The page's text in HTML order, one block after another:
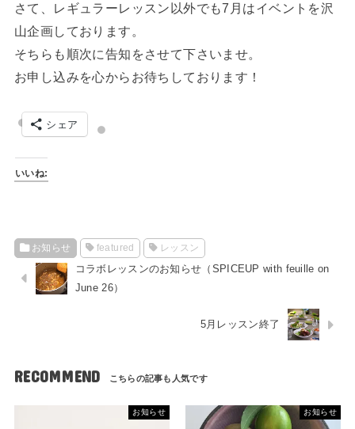
さて、レギュラーレッスン以外でも7月はイベントを沢
山企画しております。
そちらも順次に告知をさせて下さいませ。
お申し込みを心からお待ちしております！
シェア
いいね:
お知らせ featured レッスン
コラボレッスンのお知らせ（SPICEUP with feuille on
June 26）
5月レッスン終了
RECOMMEND
お知らせ お知らせ